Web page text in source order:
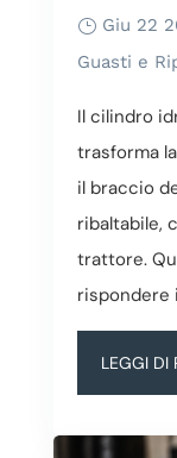
Giu 22
Guasti e
Il cilindro
trasforma
il braccio
ribaltabile,
trattore.
rispondere
LEGGI DI